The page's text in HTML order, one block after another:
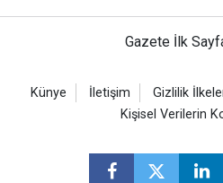
Gazete İlk
Künye İletişim Gizlilik
Kişisel Verilerin